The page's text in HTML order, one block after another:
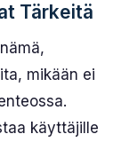
Tärkeitä
mikään ei
käyttäjille